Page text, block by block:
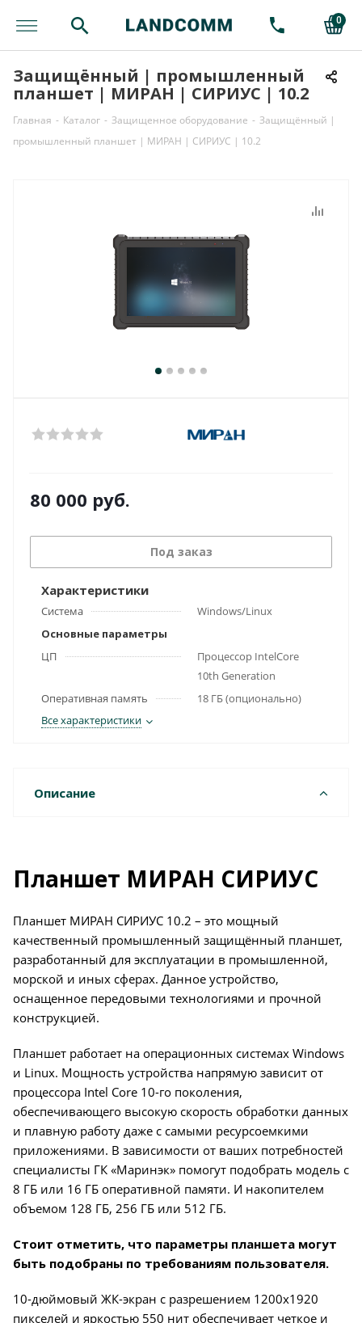
0
Защищённый | промышленный
планшет | МИРАН | СИРИУС | 10.2
Главная - Каталог - Защищенное оборудование - Защищённый |
промышленный планшет | МИРАН | СИРИУС | 10.2
80 000 руб.
Под заказ
Характеристики
Система
Windows/Linux
Основные параметры
ЦП
Процессор IntelCore
10th Generation
Оперативная память
18 ГБ (опционально)
Все характеристики
Описание
Планшет МИРАН СИРИУС
Планшет МИРАН СИРИУС 10.2 – это мощный
качественный промышленный защищённый планшет,
разработанный для эксплуатации в промышленной,
морской и иных сферах. Данное устройство,
оснащенное передовыми технологиями и прочной
конструкцией.
Планшет работает на операционных системах Windows
и Linux. Мощность устройства напрямую зависит от
процессора Intel Core 10-го поколения,
обеспечивающего высокую скорость обработки данных
и плавную работу даже с самыми ресурсоемкими
приложениями. В зависимости от ваших потребностей
специалисты ГК «Маринэк» помогут подобрать модель с
8 ГБ или 16 ГБ оперативной памяти. И накопителем
объемом 128 ГБ, 256 ГБ или 512 ГБ.
Стоит отметить, что параметры планшета могут
быть подобраны по требованиям пользователя.
10-дюймовый ЖК-экран с разрешением 1200x1920
пикселей и яркостью 550 нит обеспечивает четкое и